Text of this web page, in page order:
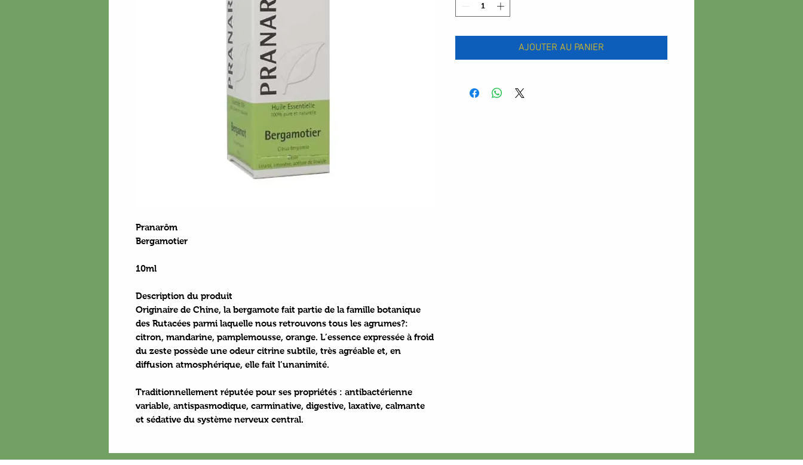
Pranarôm
Bergamotier
10ml
Description du produit
Originaire de Chine, la bergamote fait partie de la famille botanique
des Rutacées parmi laquelle nous retrouvons tous les agrumes?:
citron, mandarine, pamplemousse, orange. L’essence expressée à froid
du zeste possède une odeur citrine subtile, très agréable et, en
diffusion atmosphérique, elle fait l’unanimité.
Traditionnellement réputée pour ses propriétés : antibactérienne
variable, antispasmodique, carminative, digestive, laxative, calmante
et sédative du système nerveux central.
AJOUTER AU PANIER